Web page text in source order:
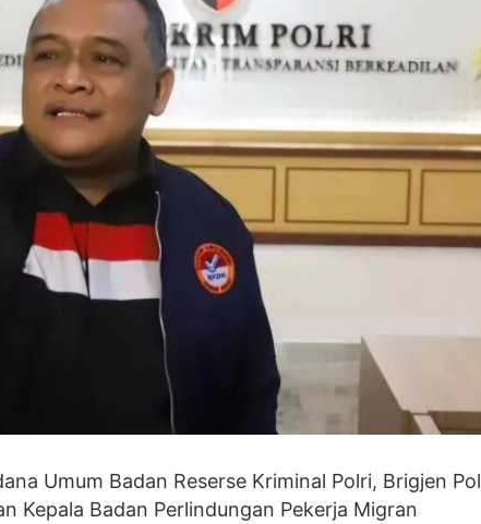
Umum Badan Reserse Kriminal Polri, Brigjen Pol
Kepala Badan Perlindungan Pekerja Migran